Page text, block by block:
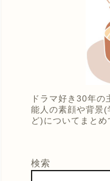
ドラマ好き30年の
能人の素顔や背景(
ど)についてまとめ
検索